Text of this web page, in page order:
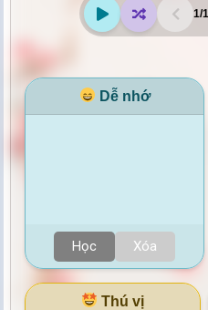
1/
Dễ nhớ
Học Xóa
Thú vị